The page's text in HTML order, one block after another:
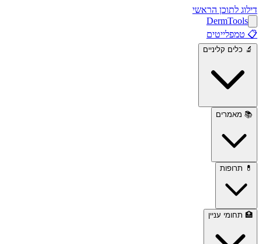
דילוג לתוכן הראשי
DermTools
📋 טמפלייטים
🔬 כלים קליניים
📚 מאמרים
💊 תרופות
🏥 תחומי עניין